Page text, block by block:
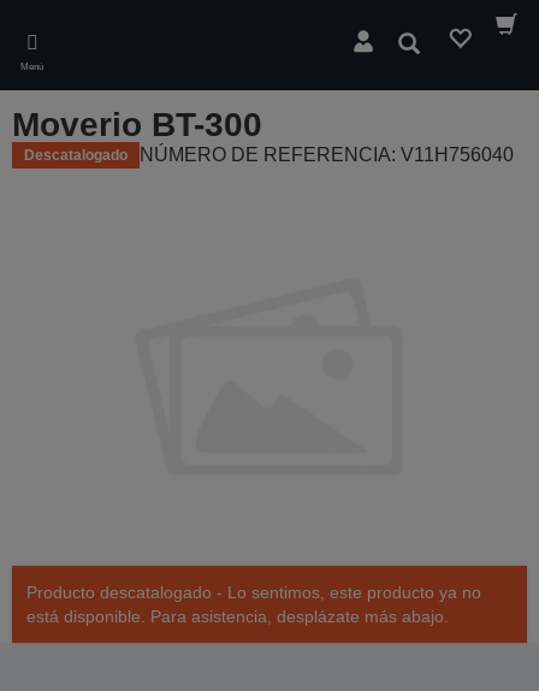
main
content
Menú
Buscar
Moverio BT-300
Descatalogado NÚMERO DE REFERENCIA: V11H756040
Producto descatalogado - Lo sentimos, este producto ya no
está disponible. Para asistencia, desplázate más abajo.